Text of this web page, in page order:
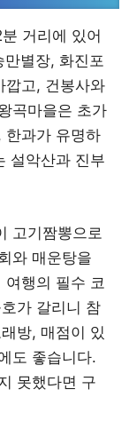
거리에 있어
별장, 화진포
깝고, 건봉사와
곡마을은 초가
한과가 유명하
설악산과 진부
고기짬뽕으로
와 매운탕을
행의 필수 코
가 갈리니 참
방, 매점이 있
도 좋습니다.
못했다면 구